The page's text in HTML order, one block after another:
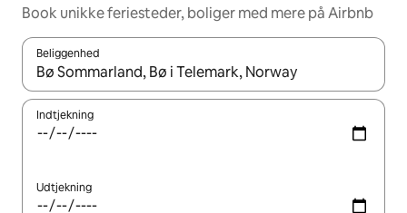
Book unikke feriesteder, boliger med mere på Airbnb
Beliggenhed
Når resultaterne er tilgængelige, skal du navigere med
Indtjekning
Udtjekning